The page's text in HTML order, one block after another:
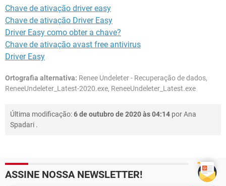
Chave de ativação driver easy
Chave de ativação Driver Easy
Driver Easy como obter a chave?
Chave de ativação avast free antivirus
Driver Easy
Ortografia alternativa: Renee Undeleter - Recuperação de dados,
ReneeUndeleter_Latest-2020.exe, ReneeUndeleter_Latest.exe
Última modificação:6 de outubro de 2020 às 04:14 porAna
Spadari .
ASSINE NOSSA NEWSLETTER!